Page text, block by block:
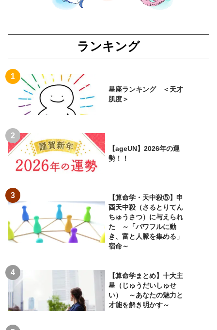
ランキング
星座ランキング ＜天才
肌度＞
【ageUN】2026年の運
勢！！
【算命学・天中殺⑤】申
酉天中殺（さるとりてん
ちゅうさつ）に与えられ
た ～「パワフルに動
き、富と人脈を集める」
宿命～
【算命学まとめ】十大主
星（じゅうだいしゅせ
い） ～あなたの魅力と
才能を解き明かす～